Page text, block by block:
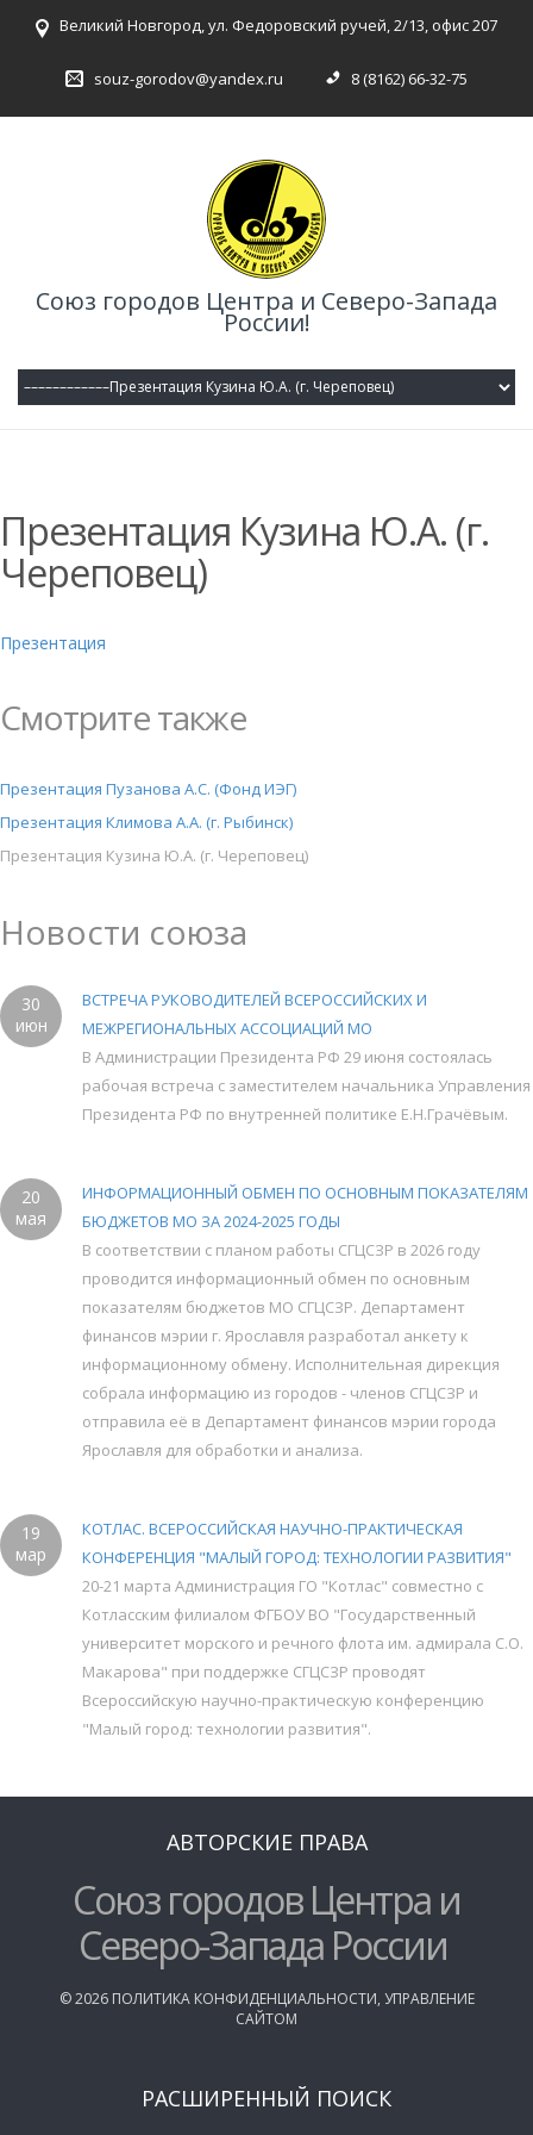
Великий Новгород, ул. Федоровский ручей, 2/13, офис 207
souz-gorodov@yandex.ru 8 (8162) 66-32-75
Союз городов Центра и Северо-Запада
России!
Презентация Кузина Ю.А. (г.
Череповец)
Презентация
Смотрите также
Презентация Пузанова А.С. (Фонд ИЭГ)
Презентация Климова А.А. (г. Рыбинск)
Презентация Кузина Ю.А. (г. Череповец)
Новости союза
30
июн
ВСТРЕЧА РУКОВОДИТЕЛЕЙ ВСЕРОССИЙСКИХ И
МЕЖРЕГИОНАЛЬНЫХ АССОЦИАЦИЙ МО
В Администрации Президента РФ 29 июня состоялась
рабочая встреча с заместителем начальника Управления
Президента РФ по внутренней политике Е.Н.Грачёвым.
20
мая
ИНФОРМАЦИОННЫЙ ОБМЕН ПО ОСНОВНЫМ ПОКАЗАТЕЛЯМ
БЮДЖЕТОВ МО ЗА 2024-2025 ГОДЫ
В соответствии с планом работы СГЦСЗР в 2026 году
проводится информационный обмен по основным
показателям бюджетов МО СГЦСЗР. Департамент
финансов мэрии г. Ярославля разработал анкету к
информационному обмену. Исполнительная дирекция
собрала информацию из городов - членов СГЦСЗР и
отправила её в Департамент финансов мэрии города
Ярославля для обработки и анализа.
19
мар
КОТЛАС. ВСЕРОССИЙСКАЯ НАУЧНО-ПРАКТИЧЕСКАЯ
КОНФЕРЕНЦИЯ "МАЛЫЙ ГОРОД: ТЕХНОЛОГИИ РАЗВИТИЯ"
20-21 марта Администрация ГО "Котлас" совместно с
Котласским филиалом ФГБОУ ВО "Государственный
университет морского и речного флота им. адмирала С.О.
Макарова" при поддержке СГЦСЗР проводят
Всероссийскую научно-практическую конференцию
"Малый город: технологии развития".
АВТОРСКИЕ ПРАВА
Союз городов Центра и
Северо-Запада России
©2026 ПОЛИТИКА КОНФИДЕНЦИАЛЬНОСТИ, УПРАВЛЕНИЕ
САЙТОМ
РАСШИРЕННЫЙ ПОИСК